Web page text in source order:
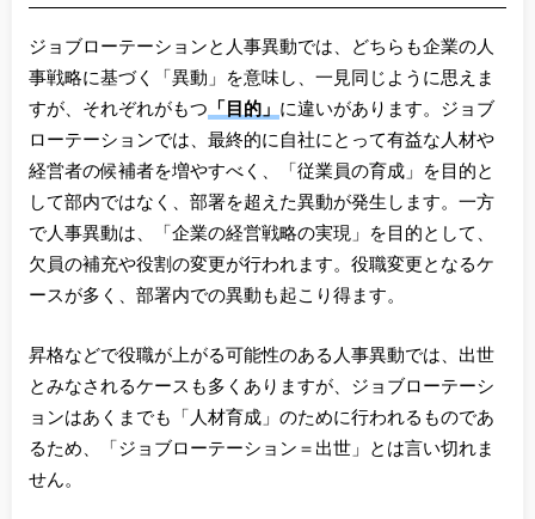
ジョブローテーションと人事異動では、どちらも企業の人
事戦略に基づく「異動」を意味し、一見同じように思えま
すが、それぞれがもつ 「目的」 に違いがあります。ジョブ
ローテーションでは、最終的に自社にとって有益な人材や
経営者の候補者を増やすべく、「従業員の育成」を目的と
して部内ではなく、部署を超えた異動が発生します。一方
で人事異動は、「企業の経営戦略の実現」を目的として、
欠員の補充や役割の変更が行われます。役職変更となるケ
ースが多く、部署内での異動も起こり得ます。
昇格などで役職が上がる可能性のある人事異動では、出世
とみなされるケースも多くありますが、ジョブローテーシ
ョンはあくまでも「人材育成」のために行われるものであ
るため、「ジョブローテーション＝出世」とは言い切れま
せん。